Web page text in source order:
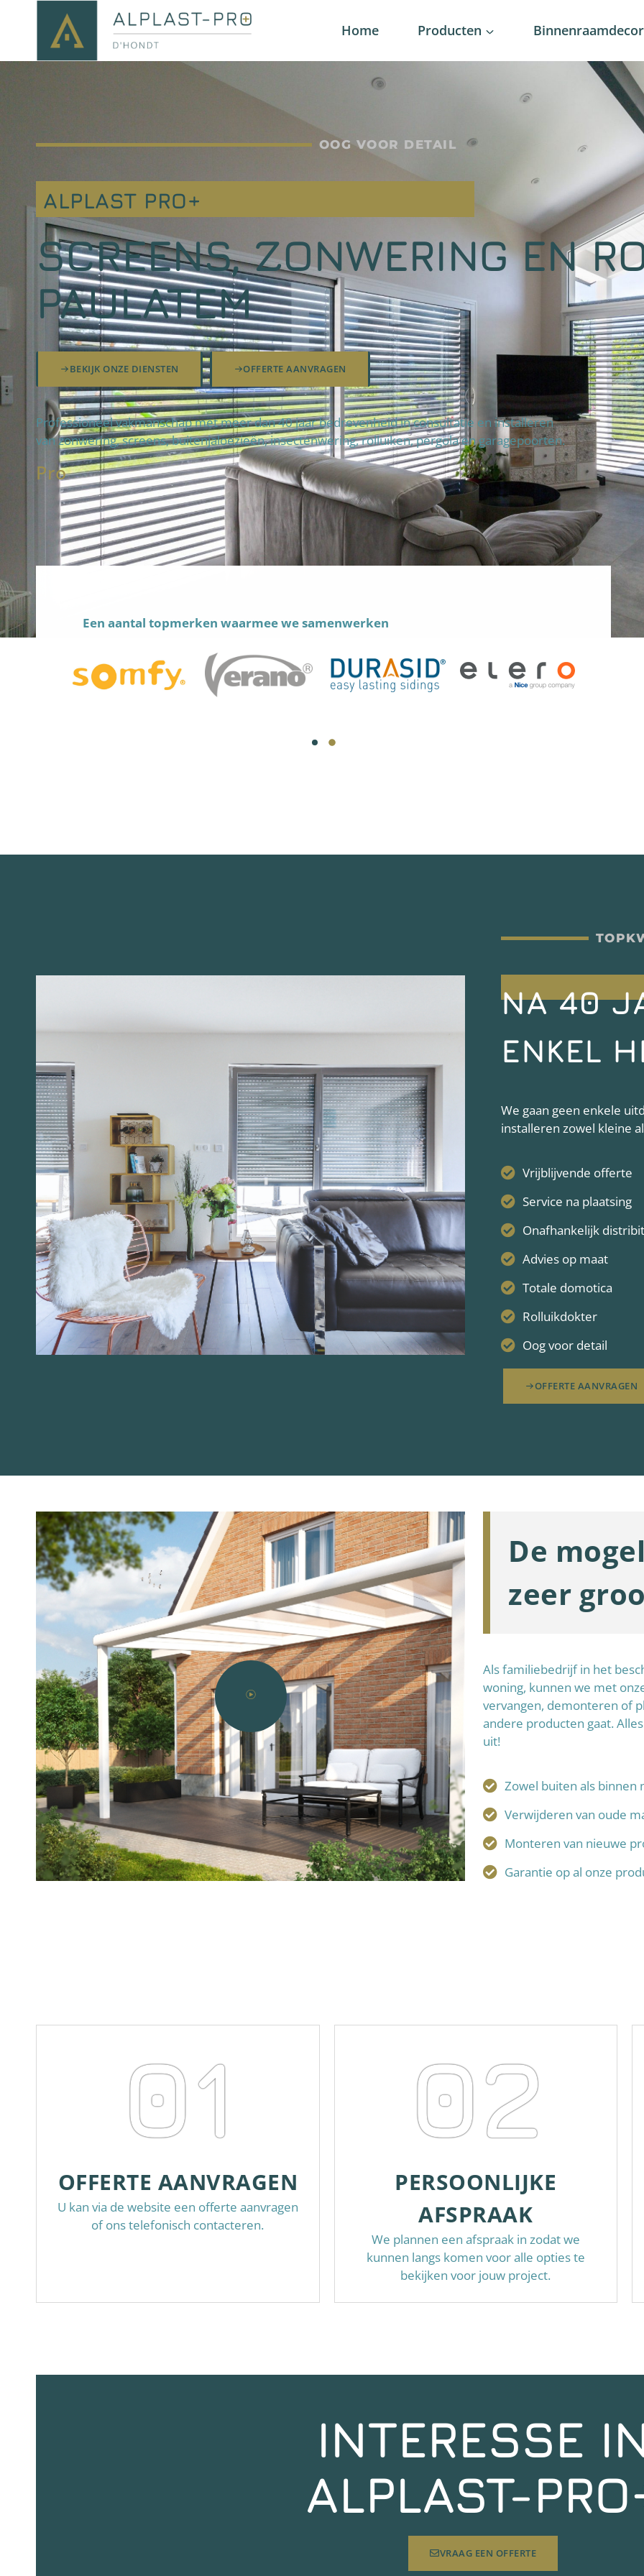
Home Producten
OOG VOOR DETAIL
ALPLAST PRO+
SCREENS, ZONWERING EN
PAULATEM
BEKIJK ONZE DIENSTEN OFFERTE AANVRAGEN
Professioneel vakmanschap met meer dan 40 jaar bedrevenheid in consultatie en installeren
van zonwering, screens, buitenjaloezieën, insectenwering, rolluiken, pergola en garagepoorten.
Profteam
Een aantal topmerken waarmee we samenwerken
NA 40
ENKEL
We gaan geen enkele
installeren zowel kleine
Vrijblijvende offerte
Service na plaatsing
Onafhankelijk
Advies op maat
Totale domotica
Rolluikdokter
Oog voor detail
OFFERTE AANVRAGEN
De
zeer
Als familiebedrijf in het
woning, kunnen we met
vervangen, demonteren of
andere producten gaat.
uit!
Zowel buiten als binnen
Verwijderen van oude
Monteren van nieuwe
Garantie op al onze
01
OFFERTE AANVRAGEN
U kan via de website een offerte aanvragen
of ons telefonisch contacteren.
02
PERSOONLIJKE
AFSPRAAK
We plannen een afspraak in zodat we
kunnen langs komen voor alle opties te
bekijken voor jouw project.
INTERESSE
ALPLAST-
VRAAG EEN OFFERTE